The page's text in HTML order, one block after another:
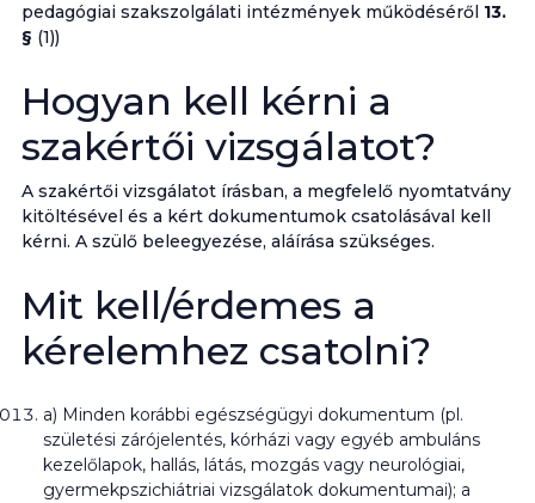
pedagógiai szakszolgálati intézmények működéséről 13.
§ (1))
Hogyan kell kérni a
szakértői vizsgálatot?
A szakértői vizsgálatot írásban, a megfelelő nyomtatvány
kitöltésével és a kért dokumentumok csatolásával kell
kérni. A szülő beleegyezése, aláírása szükséges.
Mit kell/érdemes a
kérelemhez csatolni?
a) Minden korábbi egészségügyi dokumentum (pl.
születési zárójelentés, kórházi vagy egyéb ambuláns
kezelőlapok, hallás, látás, mozgás vagy neurológiai,
gyermekpszichiátriai vizsgálatok dokumentumai); a